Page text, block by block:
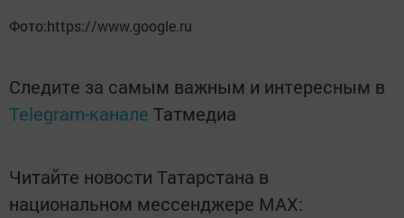
Фото:https://www.google.ru
Следите за самым важным и интересным в
Telegram-канале Татмедиа
Читайте новости Татарстана в
национальном мессенджере MАХ: